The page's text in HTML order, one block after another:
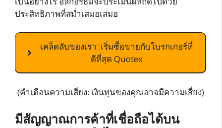
ประสิทธิภาพที่สม่ำเสมอเสมอ
เคล็ดลับของเรา: เริ่มซื้อขายกับโบรกเกอร์ที่
ดีที่สุด Quotex
(คำเตือนความเสี่ยง: เงินทุนของคุณอาจมีความเสี่ยง)
มีสัญญาณการค้าที่เชื่อถือได้บน